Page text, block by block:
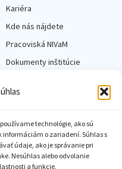
technológie, ako sú
informáciám o zariadení. Súhlas s
údaje, ako je správanie pri
Nesúhlas alebo odvolanie
a funkcie.
Kariéra
Kde nás nájdete
Pracoviská NIVaM
Dokumenty inštitúcie